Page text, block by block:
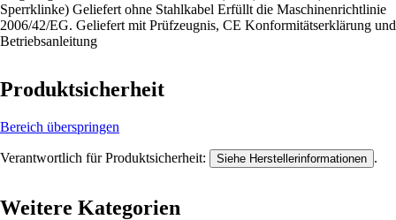
Sperrklinke) Geliefert ohne Stahlkabel Erfüllt die Maschinenrichtlinie
2006/42/EG. Geliefert mit Prüfzeugnis, CE Konformitätserklärung und
Betriebsanleitung
Produktsicherheit
Bereich überspringen
Verantwortlich für Produktsicherheit: Siehe Herstellerinformationen .
Weitere Kategorien